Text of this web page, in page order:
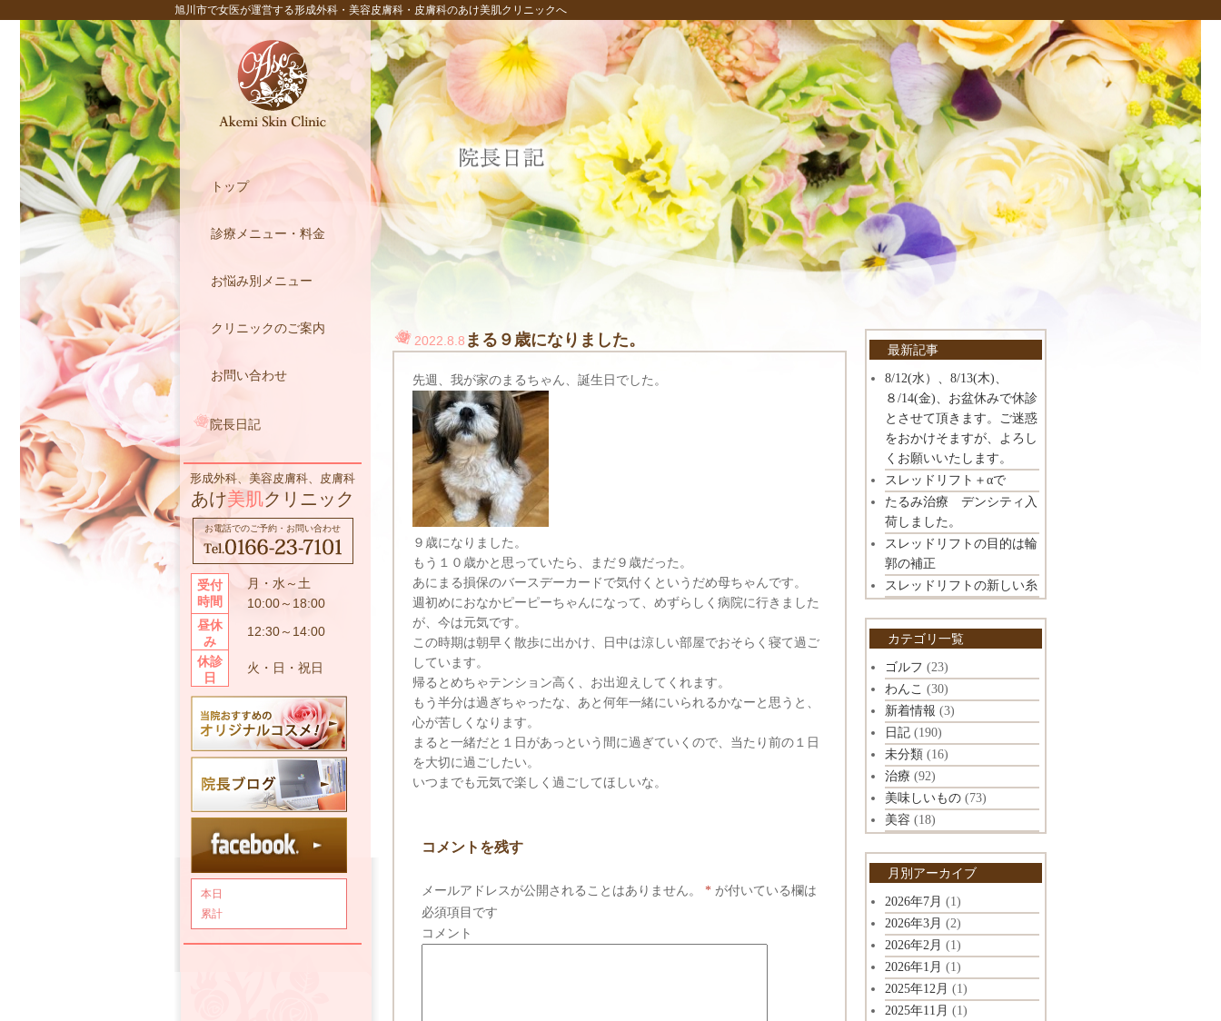
旭川市で女医が運営する形成外科・美容皮膚科・皮膚科のあけ美肌クリニックへ
トップ
診療メニュー・料金
お悩み別メニュー
クリニックのご案内
お問い合わせ
院長日記
形成外科、美容皮膚科、皮膚科
あけ美肌クリニック
お電話でのご予約・お問い合わせ
受付
時間
月・水～土
10:00～18:00
昼休
み
12:30～14:00
休診
日
火・日・祝日
本日
累計
最新記事
8/12(水）、8/13(木)、
８/14(金)、お盆休みで休診
とさせて頂きます。ご迷惑
をおかけそますが、よろし
くお願いいたします。
スレッドリフト＋αで
たるみ治療 デンシティ入
荷しました。
スレッドリフトの目的は輪
郭の補正
スレッドリフトの新しい糸
カテゴリ一覧
ゴルフ (23)
わんこ (30)
新着情報 (3)
日記 (190)
未分類 (16)
治療 (92)
美味しいもの (73)
美容 (18)
月別アーカイブ
2026年7月 (1)
2026年3月 (2)
2026年2月 (1)
2026年1月 (1)
2025年12月 (1)
2025年11月 (1)
2022.8.8 まる９歳になりました。
先週、我が家のまるちゃん、誕生日でした。
９歳になりました。
もう１０歳かと思っていたら、まだ９歳だった。
あにまる損保のバースデーカードで気付くというだめ母ちゃんです。
週初めにおなかピーピーちゃんになって、めずらしく病院に行きました
が、今は元気です。
この時期は朝早く散歩に出かけ、日中は涼しい部屋でおそらく寝て過ご
しています。
帰るとめちゃテンション高く、お出迎えしてくれます。
もう半分は過ぎちゃったな、あと何年一緒にいられるかなーと思うと、
心が苦しくなります。
まると一緒だと１日があっという間に過ぎていくので、当たり前の１日
を大切に過ごしたい。
いつまでも元気で楽しく過ごしてほしいな。
コメントを残す
メールアドレスが公開されることはありません。 * が付いている欄は
必須項目です
コメント